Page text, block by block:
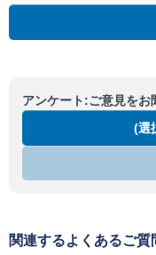
アンケート:ご意見をお
(選
関連するよくあるご質